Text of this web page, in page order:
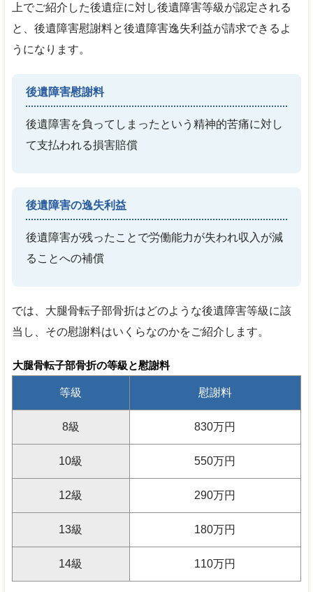
上でご紹介した後遺症に対し後遺障害等級が認定される
と、後遺障害慰謝料と後遺障害逸失利益が請求できるよ
うになります。
後遺障害慰謝料
後遺障害を負ってしまったという精神的苦痛に対し
て支払われる損害賠償
後遺障害の逸失利益
後遺障害が残ったことで労働能力が失われ収入が減
ることへの補償
では、大腿骨転子部骨折はどのような後遺障害等級に該
当し、その慰謝料はいくらなのかをご紹介します。
大腿骨転子部骨折の等級と慰謝料
等級 慰謝料
8級 830万円
10級 550万円
12級 290万円
13級 180万円
14級 110万円